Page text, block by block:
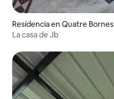
Residencia en Quatre Bornes
La casa de Jb